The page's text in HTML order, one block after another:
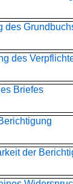
des
des
Briefes
der